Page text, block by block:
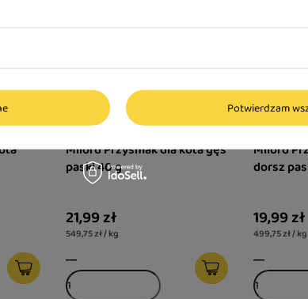
Milord Przysmak dla kota gęś
paski 40 g
21,99 zł
549,75 zł / kg
Milord
dorsz
19,99 zł
499,75 zł / kg
Potwierdzam